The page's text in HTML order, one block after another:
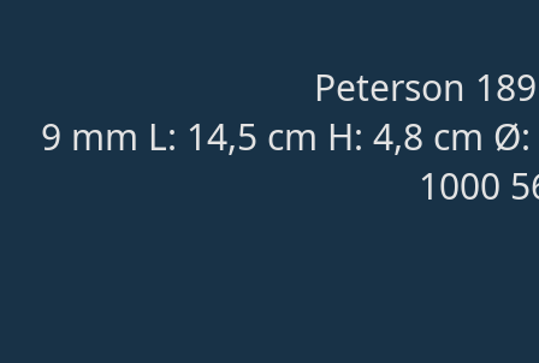
Peterson
9 mm L: 14,5 cm H: 4,8 cm
1000